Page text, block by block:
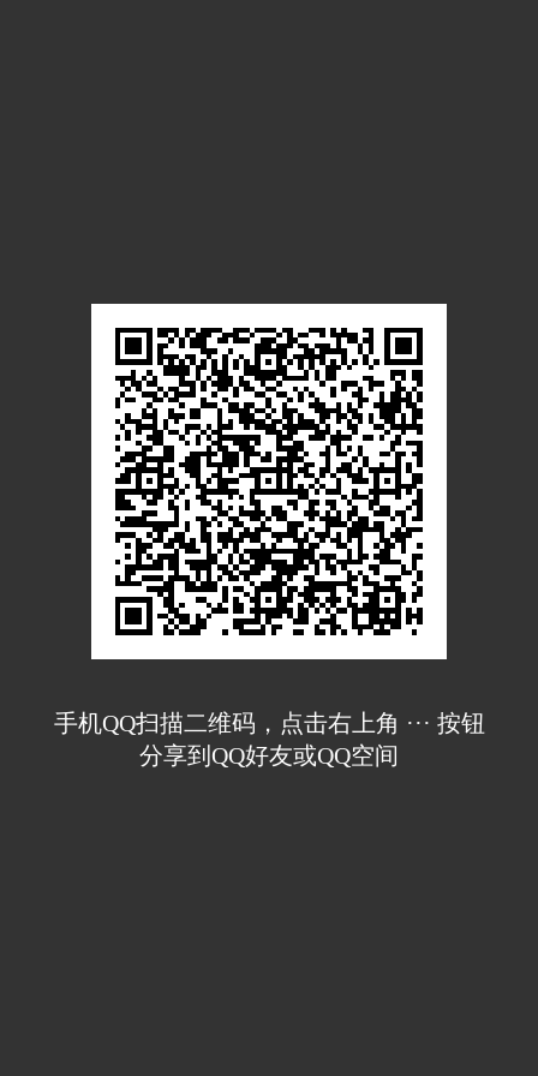
手机QQ扫描二维码，点击右上角 ··· 按钮
分享到QQ好友或QQ空间